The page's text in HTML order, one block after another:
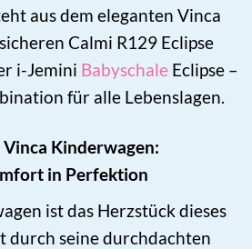
aus dem eleganten Vinca
Calmi R129 Eclipse
i-Jemini Babyschale Eclipse –
für alle Lebenslagen.
Kinderwagen:
in Perfektion
ist das Herzstück dieses
durch seine durchdachten